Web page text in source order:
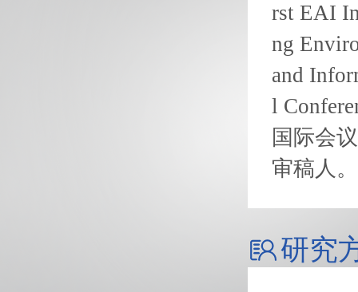
rst EAI
ng
and
l
国际会
审稿人。
研究